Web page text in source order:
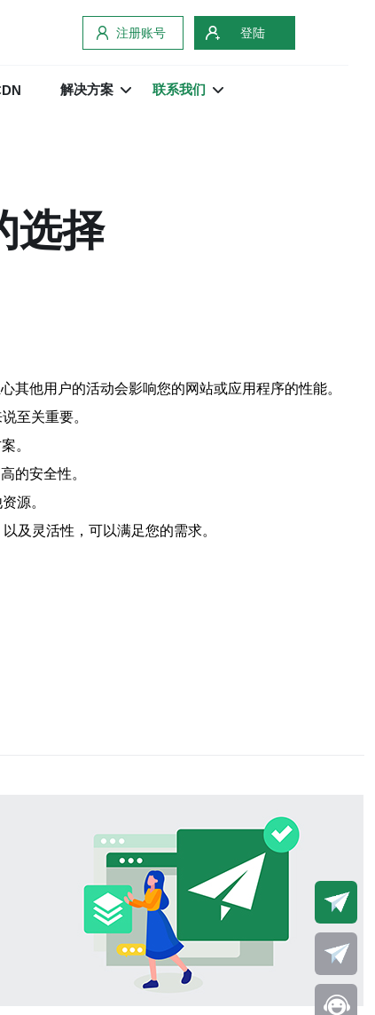
注册账号 登陆
解决方案 联系我们
选择
他用户的活动会影响您的网站或应用程序的性能。
至关重要。
。
的安全性。
源。
及灵活性，可以满足您的需求。